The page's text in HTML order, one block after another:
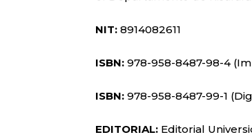
NIT: 8914082611
ISBN: 978-958-8487-98-4
ISBN: 978-958-8487-99-1
EDITORIAL: Editorial